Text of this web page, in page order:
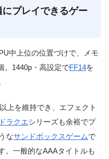
プレイできるゲー
中上位の位置づけで、メモ
。1440p・高設定でFF14を
上を維持でき、エフェクト
ドラクエシリーズも余裕でプ
なサンドボックスゲームで
。一般的なAAAタイトルも